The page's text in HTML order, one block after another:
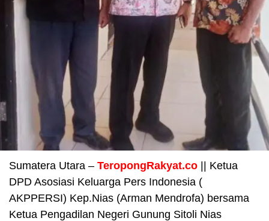
Sumatera Utara – TeropongRakyat.co || Ketua
DPD Asosiasi Keluarga Pers Indonesia (
AKPPERSI) Kep.Nias (Arman Mendrofa) bersama
Ketua Pengadilan Negeri Gunung Sitoli Nias